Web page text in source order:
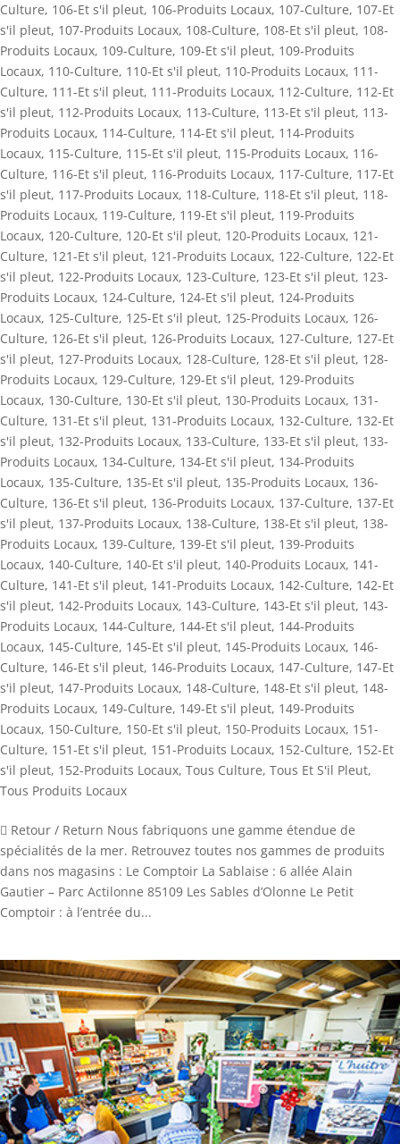
Culture, 106-Et s'il pleut, 106-Produits Locaux, 107-Culture, 107-Et
s'il pleut, 107-Produits Locaux, 108-Culture, 108-Et s'il pleut, 108-
Produits Locaux, 109-Culture, 109-Et s'il pleut, 109-Produits
Locaux, 110-Culture, 110-Et s'il pleut, 110-Produits Locaux, 111-
Culture, 111-Et s'il pleut, 111-Produits Locaux, 112-Culture, 112-Et
s'il pleut, 112-Produits Locaux, 113-Culture, 113-Et s'il pleut, 113-
Produits Locaux, 114-Culture, 114-Et s'il pleut, 114-Produits
Locaux, 115-Culture, 115-Et s'il pleut, 115-Produits Locaux, 116-
Culture, 116-Et s'il pleut, 116-Produits Locaux, 117-Culture, 117-Et
s'il pleut, 117-Produits Locaux, 118-Culture, 118-Et s'il pleut, 118-
Produits Locaux, 119-Culture, 119-Et s'il pleut, 119-Produits
Locaux, 120-Culture, 120-Et s'il pleut, 120-Produits Locaux, 121-
Culture, 121-Et s'il pleut, 121-Produits Locaux, 122-Culture, 122-Et
s'il pleut, 122-Produits Locaux, 123-Culture, 123-Et s'il pleut, 123-
Produits Locaux, 124-Culture, 124-Et s'il pleut, 124-Produits
Locaux, 125-Culture, 125-Et s'il pleut, 125-Produits Locaux, 126-
Culture, 126-Et s'il pleut, 126-Produits Locaux, 127-Culture, 127-Et
s'il pleut, 127-Produits Locaux, 128-Culture, 128-Et s'il pleut, 128-
Produits Locaux, 129-Culture, 129-Et s'il pleut, 129-Produits
Locaux, 130-Culture, 130-Et s'il pleut, 130-Produits Locaux, 131-
Culture, 131-Et s'il pleut, 131-Produits Locaux, 132-Culture, 132-Et
s'il pleut, 132-Produits Locaux, 133-Culture, 133-Et s'il pleut, 133-
Produits Locaux, 134-Culture, 134-Et s'il pleut, 134-Produits
Locaux, 135-Culture, 135-Et s'il pleut, 135-Produits Locaux, 136-
Culture, 136-Et s'il pleut, 136-Produits Locaux, 137-Culture, 137-Et
s'il pleut, 137-Produits Locaux, 138-Culture, 138-Et s'il pleut, 138-
Produits Locaux, 139-Culture, 139-Et s'il pleut, 139-Produits
Locaux, 140-Culture, 140-Et s'il pleut, 140-Produits Locaux, 141-
Culture, 141-Et s'il pleut, 141-Produits Locaux, 142-Culture, 142-Et
s'il pleut, 142-Produits Locaux, 143-Culture, 143-Et s'il pleut, 143-
Produits Locaux, 144-Culture, 144-Et s'il pleut, 144-Produits
Locaux, 145-Culture, 145-Et s'il pleut, 145-Produits Locaux, 146-
Culture, 146-Et s'il pleut, 146-Produits Locaux, 147-Culture, 147-Et
s'il pleut, 147-Produits Locaux, 148-Culture, 148-Et s'il pleut, 148-
Produits Locaux, 149-Culture, 149-Et s'il pleut, 149-Produits
Locaux, 150-Culture, 150-Et s'il pleut, 150-Produits Locaux, 151-
Culture, 151-Et s'il pleut, 151-Produits Locaux, 152-Culture, 152-Et
s'il pleut, 152-Produits Locaux, Tous Culture, Tous Et S'il Pleut,
Tous Produits Locaux
 Retour / Return Nous fabriquons une gamme étendue de
spécialités de la mer. Retrouvez toutes nos gammes de produits
dans nos magasins : Le Comptoir La Sablaise : 6 allée Alain
Gautier – Parc Actilonne 85109 Les Sables d’Olonne Le Petit
Comptoir : à l’entrée du...